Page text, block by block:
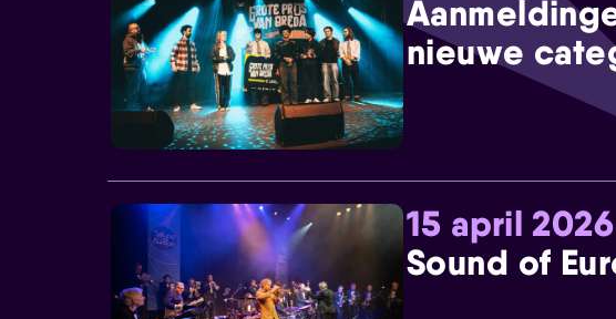
nieuwe
15 april 2026
Sound of